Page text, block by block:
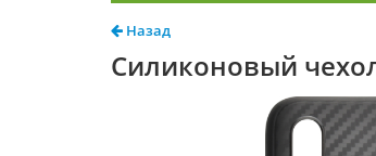
Назад
Силиконовый